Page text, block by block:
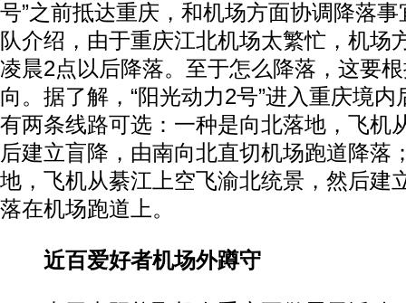
号”之前抵达重庆，和机场方面协调降落
队介绍，由于重庆江北机场太繁忙，机场
凌晨2点以后降落。至于怎么降落，这要
向。据了解，“阳光动力2号”进入重庆境
有两条线路可选：一种是向北落地，飞机
后建立盲降，由南向北直切机场跑道降落
地，飞机从綦江上空飞渝北统景，然后建
落在机场跑道上。
近百爱好者机场外蹲守